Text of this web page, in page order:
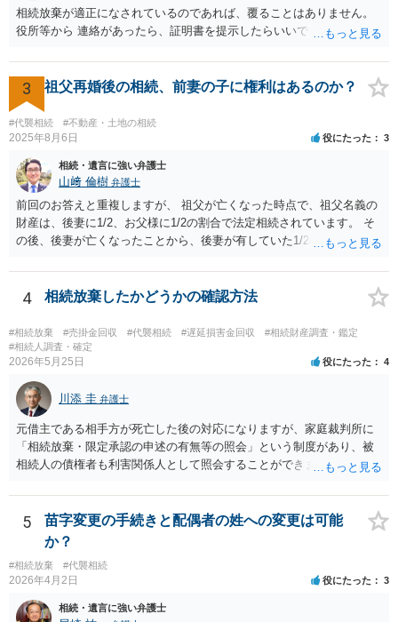
相続放棄が適正になされているのであれば、覆ることはありません。
役所等から 連絡があったら、証明書を提示したらいいでしょう。
3 祖父再婚後の相続、前妻の子に権利はあるのか？
#代襲相続 #不動産・土地の相続
2025年8月6日 役にたった 3
相続・遺言に強い弁護士
山﨑 倫樹 弁護士
前回のお答えと重複しますが、 祖父が亡くなった時点で、祖父名義の
財産は、後妻に1/2、お父様に1/2の割合で法定相続されています。 そ
の後、後妻が亡くなったことから、後妻が有していた1/2の権利は、後
有していた1/2の権利は、その子であるご相談者側に相続されていま
す。 ですので、後妻側の兄弟姉妹（亡くなっている場合はその子）
と、お父様の子であるご相談者とで遺産分割協議をしなければ、 祖父
の財産を名義移転することはできません。 もちろん、祖父の遺言書が
あれば話は別です。 さらに詳しいことは、相続財産に関する資料や戸
籍類をもって、お近くの弁護士に相談されることをお勧めします。
4 相続放棄したかどうかの確認方法
#相続放棄 #売掛金回収 #代襲相続 #遅延損害金回収
#相続財産調査・鑑定
#相続人調査・確定
2026年5月25日 役にたった 4
川添 圭 弁護士
元借主である相手方が死亡した後の対応になりますが、家庭裁判所に
「相続放棄・限定承認の申述の有無等の照会」という制度があり、被
相続人の債権者も利害関係人として照会することができます。照会を
して被相続人の最後の住所地を管轄する家庭裁判所）となります。照
会申請者の本人確認資料のほか、被相続人の相続関係の戸籍謄本類や
債権の存在を示す証拠資料などが必要になります。裁判所ウェブサイ
トで案内されていることが多いので、管轄裁判所のホームページを確
認してみてください。
5
苗字変更の手続きと配偶者の姓への変更は可能
か？
#相続放棄 #代襲相続
2026年4月2日 役にたった 3
相続・遺言に強い弁護士